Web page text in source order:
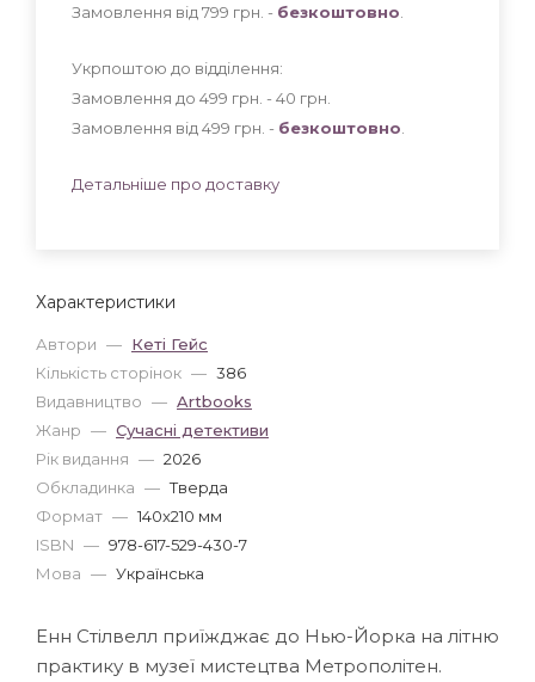
Характеристики
Автори — Кеті Гейс
Кількість сторінок — 386
Видавництво — Artbooks
Жанр — Сучасні детективи
Рік видання — 2026
Обкладинка — Тверда
Формат — 140x210 мм
ISBN — 978-617-529-430-7
Мова — Українська
Замовлення від 799 грн. - безкоштовно
Укрпоштою до відділення:
Замовлення до 499 грн. - 40 грн
Замовлення від 499 грн. - безкоштовно
Детальніше про доставку
Енн Стілвелл приїжджає до Нью-Йорка на літню
практику в музеї мистецтва Метрополітен.